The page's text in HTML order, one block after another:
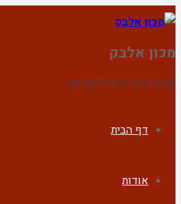
מכון אלבק
מכון בלתי תלוי למחקר
דף הבית
אודות